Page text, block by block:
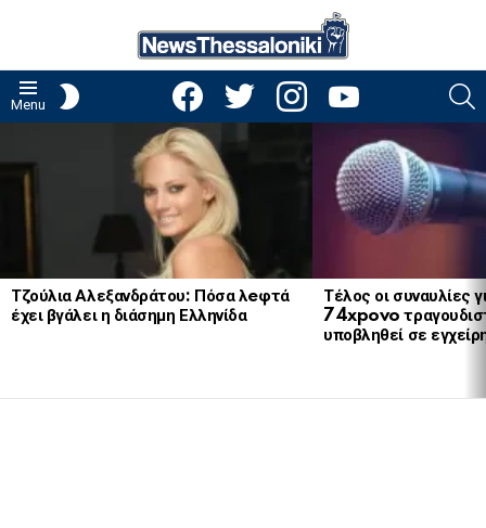
Menu
facebooktwitter instagramyoutube
Τζούλια Αλεξανδράτου: Πόσα λeφτά
έχει βγάλει η διάσημη Ελληνίδα
Τέλος οι συναυλίες
74xpovo
υποβληθεί σε